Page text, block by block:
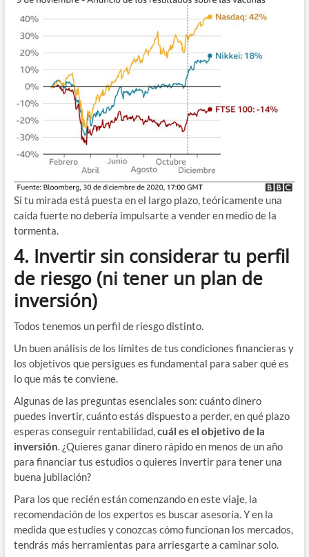
Si tu mirada está puesta en el largo plazo, teóricamente una
caída fuerte no debería impulsarte a vender en medio de la
tormenta.
4. Invertir sin considerar tu perfil
de riesgo (ni tener un plan de
inversión)
Todos tenemos un perfil de riesgo distinto.
Un buen análisis de los límites de tus condiciones financieras y
los objetivos que persigues es fundamental para saber qué es
lo que más te conviene.
Algunas de las preguntas esenciales son: cuánto dinero
puedes invertir, cuánto estás dispuesto a perder, en qué plazo
esperas conseguir rentabilidad,cuál es el objetivo de la
inversión. ¿Quieres ganar dinero rápido en menos de un año
para financiar tus estudios o quieres invertir para tener una
buena jubilación?
Para los que recién están comenzando en este viaje, la
recomendación de los expertos es buscar asesoría. Y en la
medida que estudies y conozcas cómo funcionan los mercados,
tendrás más herramientas para arriesgarte a caminar solo.